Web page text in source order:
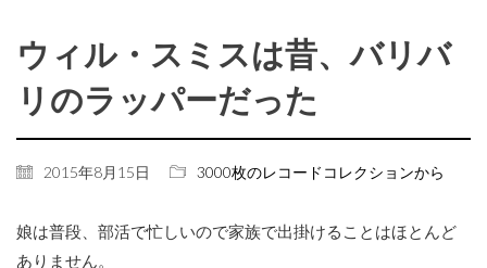
ウィル・スミスは昔、バリバ
リのラッパーだった
2015年8月15日 3000枚のレコードコレクションから
娘は普段、部活で忙しいので家族で出掛けることはほとんど
ありません。